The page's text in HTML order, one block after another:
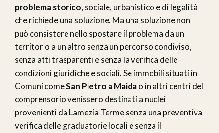
problema storico, sociale, urbanistico e di legalità
che richiede una soluzione. Ma una soluzione non
può consistere nello spostare il problema da un
territorio a un altro senza un percorso condiviso,
senza atti trasparenti e senza la verifica delle
condizioni giuridiche e sociali. Se immobili situati in
Comuni comeSan Pietro a Maidao in altri centri del
comprensorio venissero destinati a nuclei
provenienti da Lamezia Terme senza una preventiva
verifica delle graduatorie locali e senza il